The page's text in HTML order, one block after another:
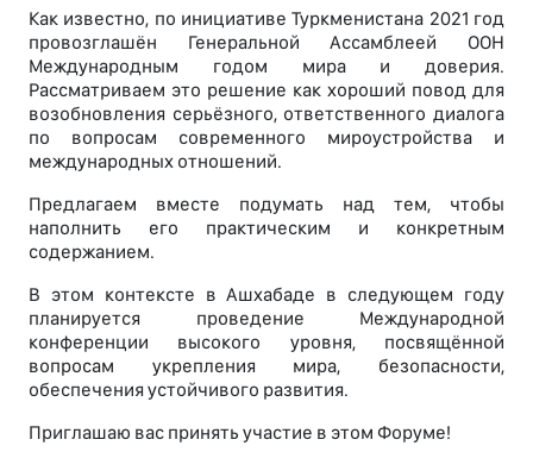
Как известно, по инициативе Туркменистана 2021 год
провозглашён Генеральной Ассамблеей ООН
Международным годом мира и доверия.
Рассматриваем это решение как хороший повод для
возобновления серьёзного, ответственного диалога
по вопросам современного мироустройства и
международных отношений.
Предлагаем вместе подумать над тем, чтобы
наполнить его практическим и конкретным
содержанием.
В этом контексте в Ашхабаде в следующем году
планируется проведение Международной
конференции высокого уровня, посвящённой
вопросам укрепления мира, безопасности,
обеспечения устойчивого развития.
Приглашаю вас принять участие в этом Форуме!